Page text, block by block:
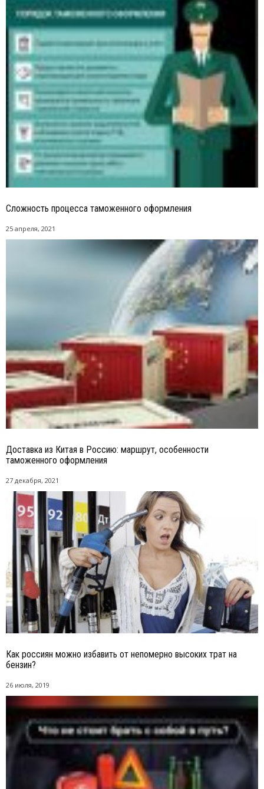
Сложность процесса таможенного оформления
25 апреля, 2021
Доставка из Китая в Россию: маршрут, особенности
таможенного оформления
27 декабря, 2021
Как россиян можно избавить от непомерно высоких трат на
бензин?
26 июля, 2019